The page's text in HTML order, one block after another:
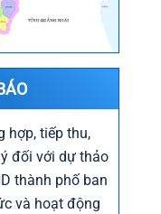
hợp, tiếp thu,
đối với dự thảo
thành phố ban
và hoạt động